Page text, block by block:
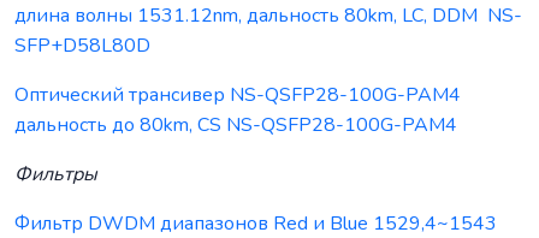
длина волны 1531.12nm, дальность 80km, LC, DDM NS-
SFP+D58L80D
Оптический трансивер NS-QSFP28-100G-PAM4
дальность до 80km, CS NS-QSFP28-100G-PAM4
Фильтры
Фильтр DWDM диапазонов Red и Blue 1529,4~1543